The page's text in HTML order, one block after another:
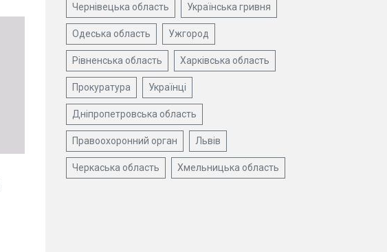
Чернівецька область Українська гривня
Одеська область Ужгород
Рівненська область Харківська область
Прокуратура Українці
Дніпропетровська область
Правоохоронний орган Львів
Черкаська область Хмельницька область